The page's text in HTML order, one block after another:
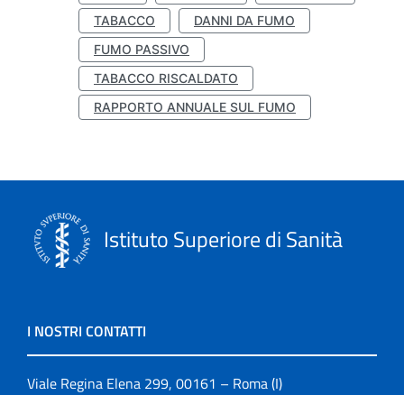
TABACCO
DANNI DA FUMO
FUMO PASSIVO
TABACCO RISCALDATO
RAPPORTO ANNUALE SUL FUMO
Istituto Superiore di Sanità
I NOSTRI CONTATTI
Viale Regina Elena 299, 00161 – Roma (I)